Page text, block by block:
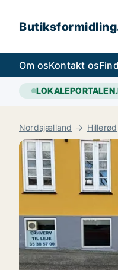
Om osKontakt os
Nordsjælland Hillerød